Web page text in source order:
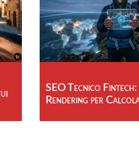
SEO Tecnico Fintech:
Rendering per